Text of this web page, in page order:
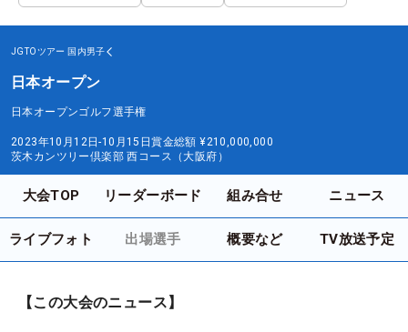
JGTOツアー 国内男子
日本オープン
日本オープンゴルフ選手権
2023年10月12日-10月15日賞金総額 ¥210,000,000
茨木カンツリー倶楽部 西コース（大阪府）
大会TOP リーダーボード 組み合せ ニュース
ライブフォト 出場選手 概要など TV放送予定
【この大会のニュース】